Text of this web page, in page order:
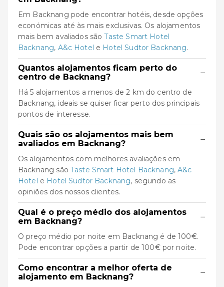
Em Backnang pode encontrar hotéis, desde opções
económicas até às mais exclusivas. Os alojamentos
mais bem avaliados sãoTaste Smart Hotel
Backnang, A&c Hotel e Hotel Sudtor Backnang.
Quantos alojamentos ficam perto do
centro de Backnang?
−
Há 5 alojamentos a menos de 2 km do centro de
Backnang, ideais se quiser ficar perto dos principais
pontos de interesse.
Quais são os alojamentos mais bem
avaliados em Backnang?
−
Os alojamentos com melhores avaliações em
Backnang são Taste Smart Hotel Backnang,A&c
Hotel e Hotel Sudtor Backnang, segundo as
opiniões dos nossos clientes.
Qual é o preço médio dos alojamentos
em Backnang?
−
O preço médio por noite em Backnang é de 100€.
Pode encontrar opções a partir de 100€ por noite.
Como encontrar a melhor oferta de
alojamento em Backnang?
−